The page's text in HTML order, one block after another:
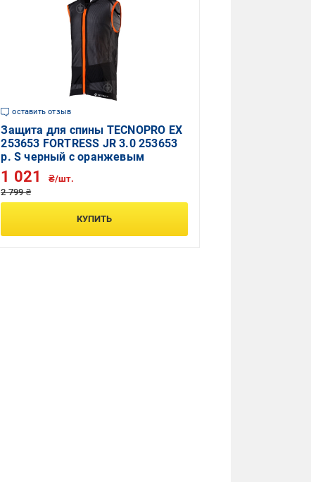
оставить отзыв
Защита для спины TECNOPRO ЕХ
253653 FORTRESS JR 3.0 253653
р. S черный с оранжевым
2 799 ₴
1 021 ₴/шт.
КУПИТЬ